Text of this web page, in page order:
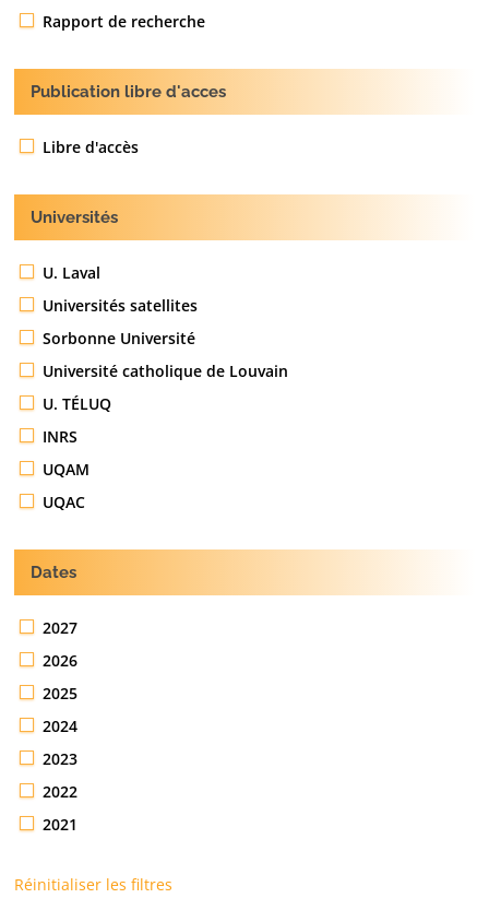
Rapport de recherche
Publication libre d'acces
Libre d'accès
Universités
U. Laval
Universités satellites
Sorbonne Université
Université catholique de Louvain
U. TÉLUQ
INRS
UQAM
UQAC
Dates
2027
2026
2025
2024
2023
2022
2021
Réinitialiser les filtres